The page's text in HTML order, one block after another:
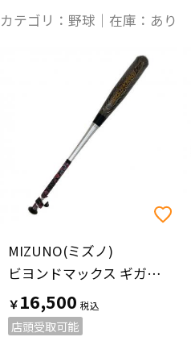
カテゴリ：野球｜在庫：あり
MIZUNO(ミズノ)
ビヨンドマックス ギガキング02 軟式バット 1CJBR142 85cm/6.9cmDIA ブラック
￥16,500
店頭受取可能